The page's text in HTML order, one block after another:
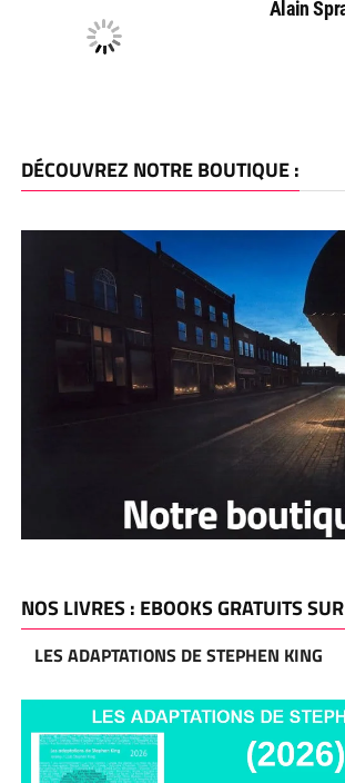
Alain
DÉCOUVREZ NOTRE BOUTIQUE :
NOS LIVRES : EBOOKS GRATUITS
LES ADAPTATIONS DE STEPHEN KING